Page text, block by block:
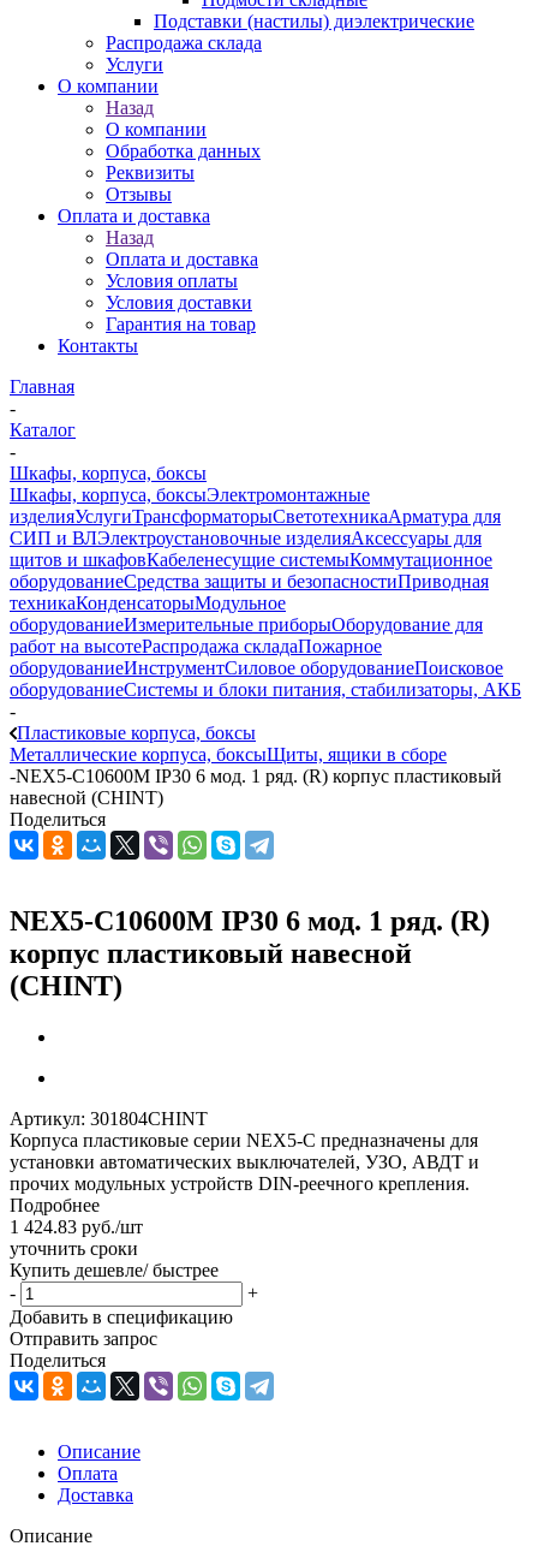
Подставки (настилы) диэлектрические
Распродажа склада
Услуги
О компании
Назад
О компании
Обработка данных
Реквизиты
Отзывы
Оплата и доставка
Назад
Оплата и доставка
Условия оплаты
Условия доставки
Гарантия на товар
Контакты
Главная
-
Каталог
-
Шкафы, корпуса, боксы
Шкафы, корпуса, боксыЭлектромонтажные
изделияУслугиТрансформаторыСветотехникаАрматура для
СИП и ВЛЭлектроустановочные изделияАксессуары для
щитов и шкафовКабеленесущие системыКоммутационное
оборудованиеСредства защиты и безопасностиПриводная
техникаКонденсаторыМодульное
оборудованиеИзмерительные приборыОборудование для
работ на высотеРаспродажа складаПожарное
оборудованиеИнструментСиловое оборудованиеПоисковое
оборудованиеСистемы и блоки питания, стабилизаторы, АКБ
-
Пластиковые корпуса, боксы
Металлические корпуса, боксыЩиты, ящики в сборе
-NEX5-C10600M IP30 6 мод. 1 ряд. (R) корпус пластиковый
навесной (CHINT)
Поделиться
NEX5-C10600M IP30 6 мод. 1 ряд. (R)
корпус пластиковый навесной
(CHINT)
Артикул: 301804CHINT
Корпуса пластиковые серии NEX5-C предназначены для
установки автоматических выключателей, УЗО, АВДТ и
прочих модульных устройств DIN-реечного крепления.
Подробнее
1 424.83 руб./шт
уточнить сроки
Купить дешевле/ быстрее
-
+
Добавить в спецификацию
Отправить запрос
Поделиться
Описание
Оплата
Доставка
Описание